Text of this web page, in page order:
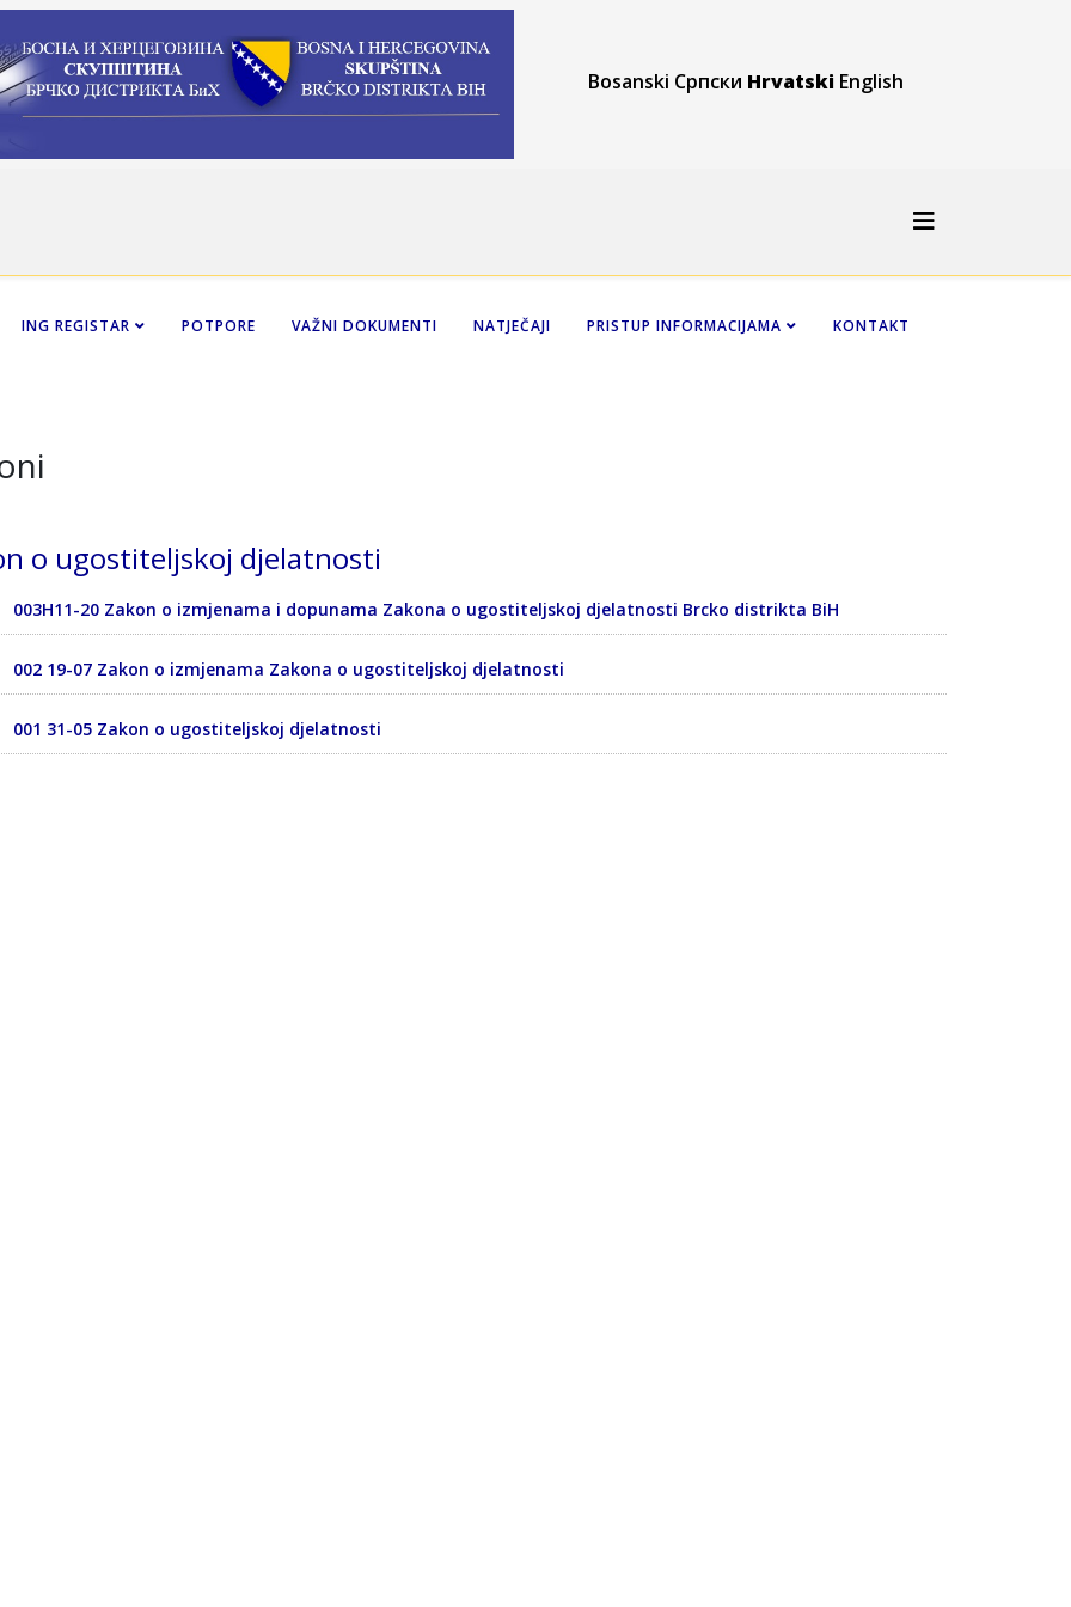
Bosanski Српски Hrvatski English
ING REGISTAR POTPORE VAŽNI DOKUMENTI NATJEČAJI PRISTUP INFORMACIJAMA KONTAKT
o ugostiteljskoj djelatnosti
003H11-20 Zakon o izmjenama i dopunama Zakona o ugostiteljskoj djelatnosti Brcko distrikta BiH
002 19-07 Zakon o izmjenama Zakona o ugostiteljskoj djelatnosti
001 31-05 Zakon o ugostiteljskoj djelatnosti